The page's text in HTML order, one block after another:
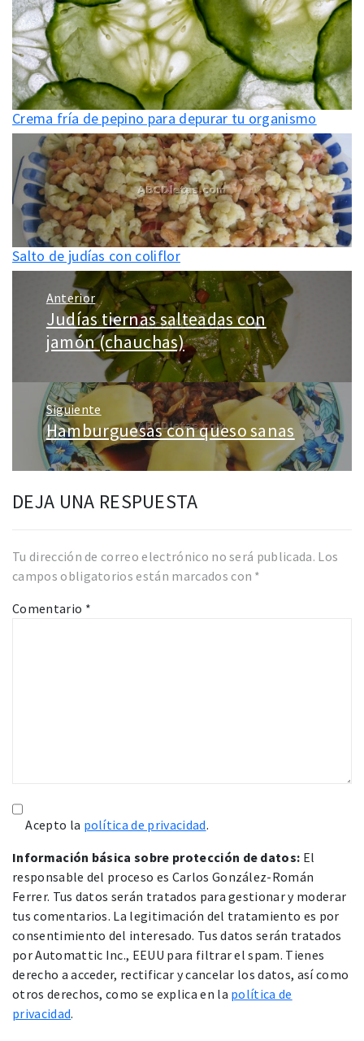
Crema fría de pepino para depurar tu organismo
Salto de judías con coliflor
Navegación
entradas
Anterior
Entrada
anterior:
Judías tiernas salteadas con
jamón (chauchas)
Siguiente
Entrada
siguiente:
Hamburguesas con queso sanas
DEJA UNA RESPUESTA
Tu dirección de correo electrónico no será publicada. Los
campos obligatorios están marcados con *
Comentario *
Acepto la política de privacidad.
Información básica sobre protección de datos: El
responsable del proceso es Carlos González-Román
Ferrer. Tus datos serán tratados para gestionar y moderar
tus comentarios. La legitimación del tratamiento es por
consentimiento del interesado. Tus datos serán tratados
por Automattic Inc., EEUU para filtrar el spam. Tienes
derecho a acceder, rectificar y cancelar los datos, así como
otros derechos, como se explica en la política de
privacidad.